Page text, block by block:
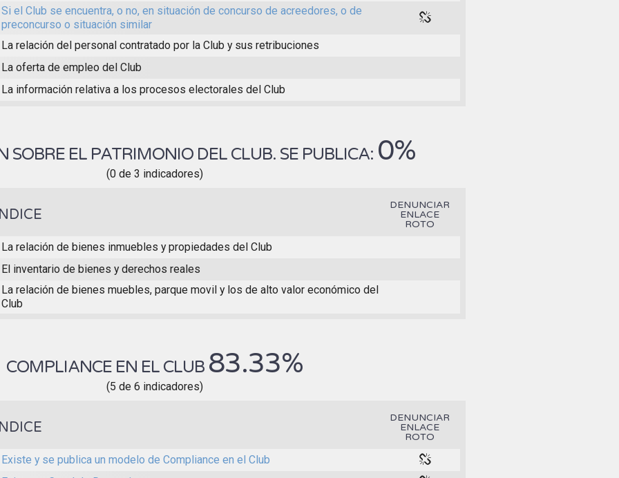
Si el Club se encuentra, o no, en situación de concurso de acreedores, o de
preconcurso o situación similar
La relación del personal contratado por la Club y sus retribuciones
La oferta de empleo del Club
La información relativa a los procesos electorales del Club
SOBRE EL PATRIMONIO DEL CLUB. SE PUBLICA: 0%
(0 de 3 indicadores)
DENUNCIAR
ENLACE
ROTO
La relación de bienes inmuebles y propiedades del Club
El inventario de bienes y derechos reales
La relación de bienes muebles, parque movil y los de alto valor económico del
Club
COMPLIANCE EN EL CLUB 83.33%
(5 de 6 indicadores)
DENUNCIAR
ENLACE
ROTO
Existe y se publica un modelo de Compliance en el Club